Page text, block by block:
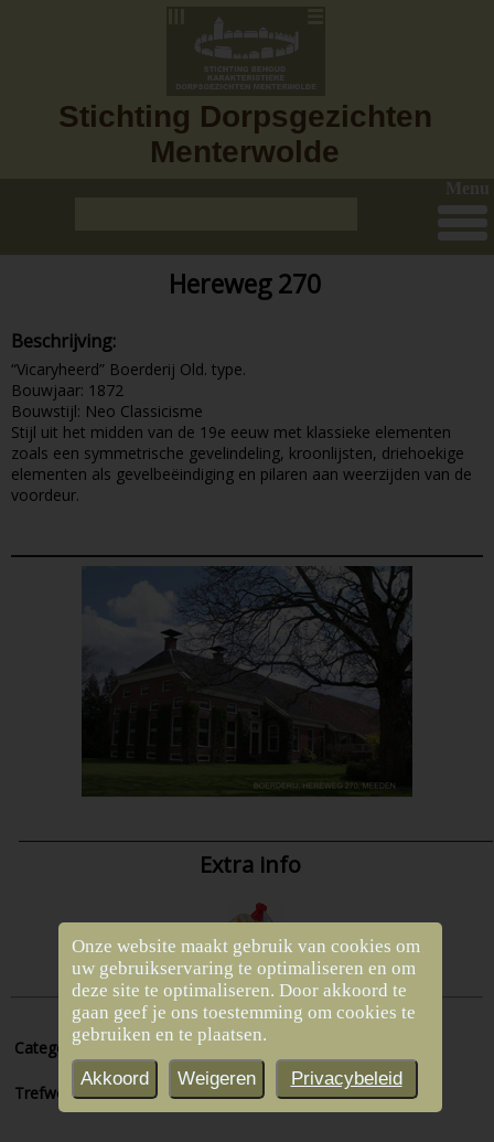
Stichting Dorpsgezichten
Menterwolde
Menu
Hereweg 270
Beschrijving:
“Vicaryheerd” Boerderij Old. type.
Bouwjaar: 1872
Bouwstijl: Neo Classicisme
Stijl uit het midden van de 19e eeuw met klassieke elementen
zoals een symmetrische gevelindeling, kroonlijsten, driehoekige
elementen als gevelbeëindiging en pilaren aan weerzijden van de
voordeur.
Extra info
Categorieën: Meeden
Trefwoorden: Boerderij
Onze website maakt gebruik van cookies om
uw gebruikservaring te optimaliseren en om
deze site te optimaliseren. Door akkoord te
gaan geef je ons toestemming om cookies te
gebruiken en te plaatsen.
Akkoord Weigeren Privacybeleid